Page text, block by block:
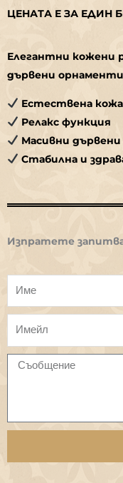
ЦЕНАТА Е ЗА ЕДИН
Елегантни кожени
дървени
Естествена кожа
Релакс функция
Масивни
Стабилна и
Изпратете